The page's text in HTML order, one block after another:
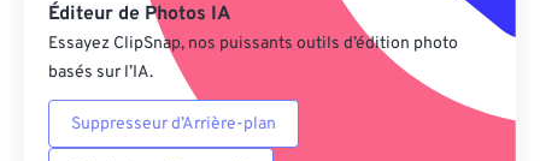
Éditeur de Photos IA
Essayez ClipSnap, nos puissants outils d’édition photo
basés sur l’IA.
Suppresseur d’Arrière-plan